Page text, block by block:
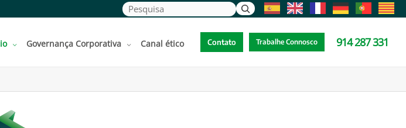
Pesquisa
Governança Corporativa Canal ético Contato Trabalhe Connosco 914 287 331